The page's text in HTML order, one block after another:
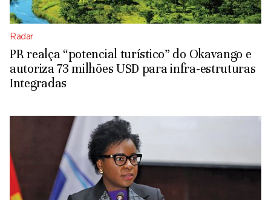
Radar
PR realça “potencial turístico” do Okavango e
autoriza 73 milhões USD para infra-estruturas
Integradas